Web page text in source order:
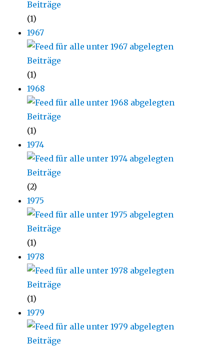
(1)
1967
(1)
1968
(1)
1974
(2)
1975
(1)
1978
(1)
1979